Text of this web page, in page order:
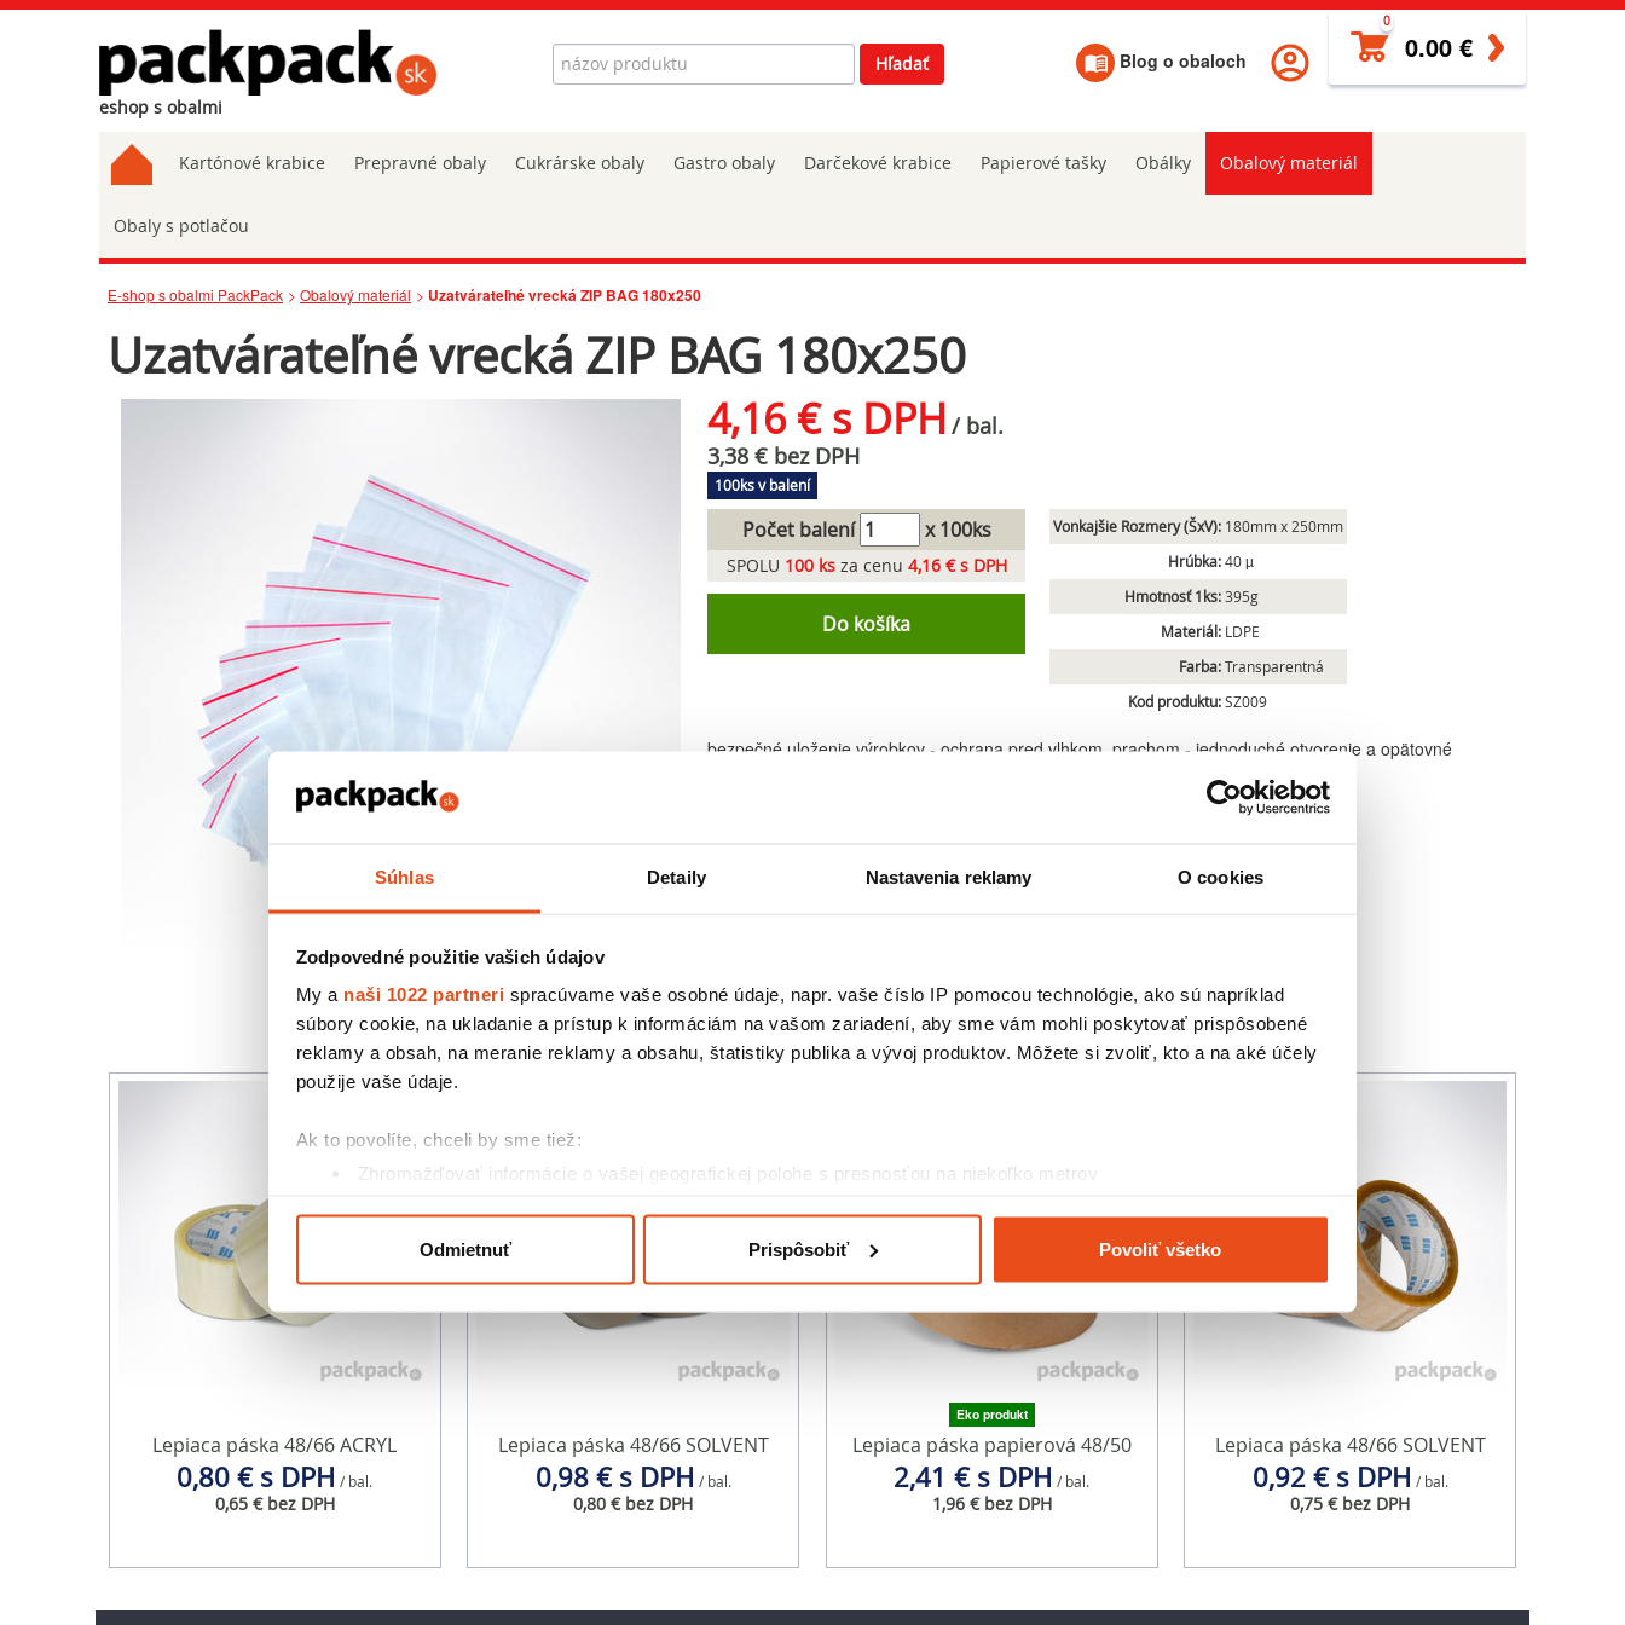
Súhlas Detaily Nastavenia reklamy O cookies
Zodpovedné použitie vašich údajov
My a naši 1022 partneri spracúvame vaše osobné údaje, napr. vaše číslo IP pomocou technológie, ako sú napríklad
súbory cookie, na ukladanie a prístup k informáciám na vašom zariadení, aby sme vám mohli poskytovať prispôsobené
reklamy a obsah, na meranie reklamy a obsahu, štatistiky publika a vývoj produktov. Môžete si zvoliť, kto a na aké účely
použije vaše údaje.
Ak to povolíte, chceli by sme tiež:
Zhromažďovať informácie o vašej geografickej polohe s presnosťou na niekoľko metrov
kedykoľvek zmeniť alebo odvolať cez Vyhlásenie o používaní súborov cookie.
Na prispôsobenie obsahu a reklám, poskytovanie funkcií sociálnych médií a analýzu návštevnosti používame súbory
cookie. Informácie o tom, ako používate naše webové stránky, poskytujeme aj našim partnerom v oblasti sociálnych
médií, inzercie a analýzy. Títo partneri môžu príslušné informácie skombinovať s ďalšími údajmi, ktoré ste im poskytli
Odmietnuť Prispôsobiť Povoliť všetko
eshop s obalmi
Hľadať Hľadať Blog o obaloch
0
0.00 €
Kartónové krabice Prepravné obaly Cukrárske obaly Gastro obaly Darčekové krabice Papierové tašky Obálky Obalový materiál
Obaly s potlačou
E-shop s obalmi PackPack Obalový materiál Uzatvárateľné vrecká ZIP BAG 180x250
Uzatvárateľné vrecká ZIP BAG 180x250
4,16 € s DPH / bal.
3,38 € bez DPH
100ks v balení
Počet balení x 100ks
SPOLU 100ksza cenu 4,16 € s DPH
Do košíka
Vonkajšie Rozmery (ŠxV): 180mm x 250mm
Hrúbka: 40 µ
Hmotnosť 1ks: 395g
Materiál: LDPE
Farba: Transparentná
Kod produktu: SZ009
bezpečné uloženie výrobkov - ochrana pred vlhkom, prachom - jednoduché otvorenie a opätovné
Podobné produkty
Lepiaca páska 48/66 ACRYL
0,80 € s DPH / bal.
0,65 € bez DPH
Lepiaca páska 48/66 SOLVENT
0,98 € s DPH / bal.
0,80 € bez DPH
Eko produkt
Lepiaca páska papierová 48/50
2,41 € s DPH / bal.
1,96 € bez DPH
Lepiaca páska 48/66 SOLVENT
0,92 € s DPH / bal.
0,75 € bez DPH